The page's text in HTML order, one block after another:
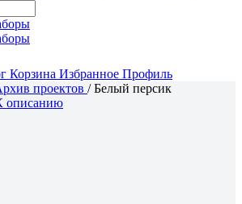
Корзина Избранное Профиль
проектов /Белый персик
описанию